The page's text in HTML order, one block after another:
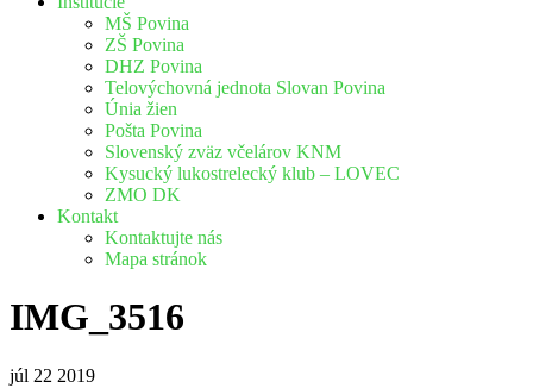
MŠ Povina
ZŠ Povina
DHZ Povina
Telovýchovná jednota Slovan Povina
Únia žien
Pošta Povina
Slovenský zväz včelárov KNM
Kysucký lukostrelecký klub – LOVEC
ZMO DK
Kontakt
Kontaktujte nás
Mapa stránok
IMG_3516
júl 22 2019